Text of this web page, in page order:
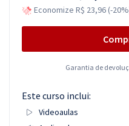
Economize R$ 23,96 (-
Garantia de
Este curso inclui:
Videoaulas